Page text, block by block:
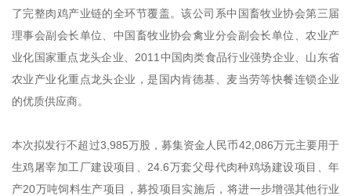
了完整肉鸡产业链的全环节覆盖。该公司系中国畜牧业协会第三届
理事会副会长单位、中国畜牧业协会禽业分会副会长单位、农业产
业化国家重点龙头企业、2011中国肉类食品行业强势企业、山东省
农业产业化重点龙头企业，是国内肯德基、麦当劳等快餐连锁企业
的优质供应商。
本次拟发行不超过3,985万股，募集资金人民币42,086万元主要用于
生鸡屠宰加工厂建设项目、24.6万套父母代肉种鸡场建设项目、年
产20万吨饲料生产项目，募投项目实施后，将进一步增强其他行业